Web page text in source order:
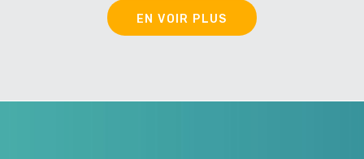
EN VOIR PLUS